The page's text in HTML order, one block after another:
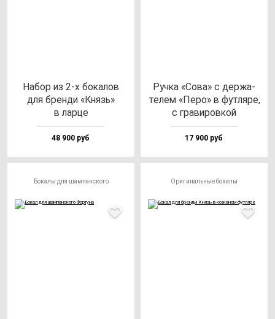
Набор из 2-х бо­ка­лов
для брен­ди «Князь»
в лар­це
48 900 руб
Руч­ка «Сова» с дер­жа­
те­лем «Перо» в фут­ля­ре,
с гра­ви­ров­кой
17 900 руб
Бокалы для шампанского Оригинальные бокалы